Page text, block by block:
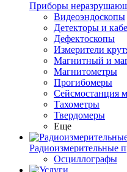
Приборы
Видеоэндоскопы
Детекторы и
Дефектоскопы
Измерители
Магнитный и
Магнитометры
Прогибомеры
Сейсмостанция
Тахометры
Твердомеры
Еще
Радиоизмерительные
Осциллографы